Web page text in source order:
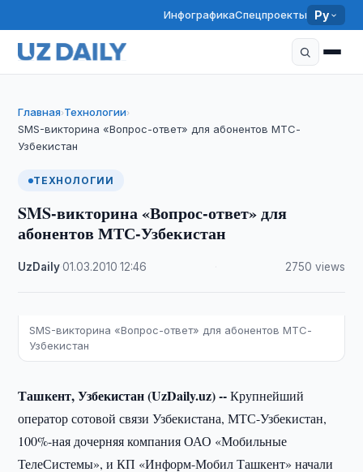
ИнфографикаСпецпроекты Ру
Главная›Технологии›
SMS-викторина «Вопрос-ответ» для абонентов МТС-
Узбекистан
ТЕХНОЛОГИИ
SMS-викторина «Вопрос-ответ» для
абонентов МТС-Узбекистан
UzDaily·01.03.2010 ·12:46 2750 views
SMS-викторина «Вопрос-ответ» для абонентов МТС-
Узбекистан
Ташкент, Узбекистан (UzDaily.uz) --Крупнейший
оператор сотовой связи Узбекистана, МТС-Узбекистан,
100%-ная дочерняя компания ОАО «Мобильные
ТелеСистемы», и КП «Информ-Мобил Ташкент» начали